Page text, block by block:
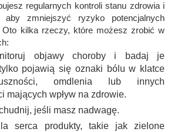
regularnych kontroli stanu zdrowia i
zmniejszyć ryzyko potencjalnych
Oto kilka rzeczy, które możesz zrobić w
objawy choroby i badaj je
pojawią się oznaki bólu w klatce
omdlenia lub innych
mających wpływ na zdrowie.
jeśli masz nadwagę.
serca produkty, takie jak zielone